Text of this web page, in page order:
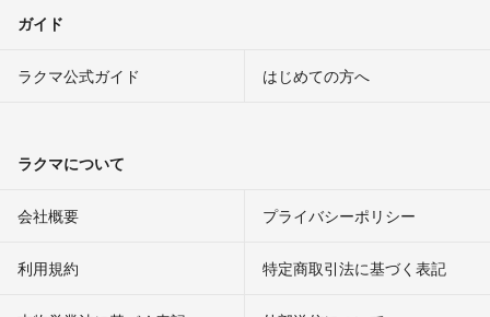
ガイド
ラクマ公式ガイド はじめての方へ
ラクマについて
会社概要 プライバシーポリシー
利用規約 特定商取引法に基づく表記